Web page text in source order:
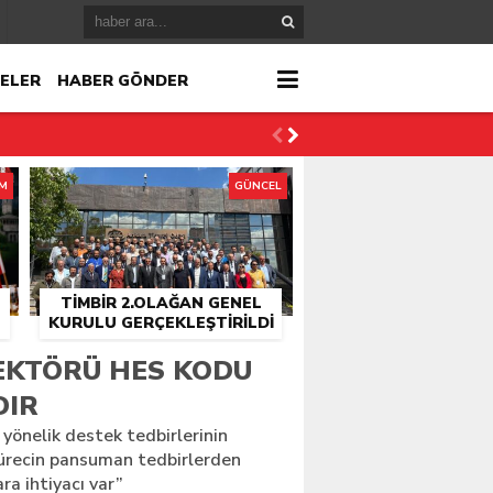
HABER GÖNDER
TİMBİR 2.OLAĞAN GENEL
KURULU GERÇEKLEŞTIRILDI
GÜNCEL
HES KODU
yönelik destek tedbirlerinin
pansuman tedbirlerden
ihtiyacı var”